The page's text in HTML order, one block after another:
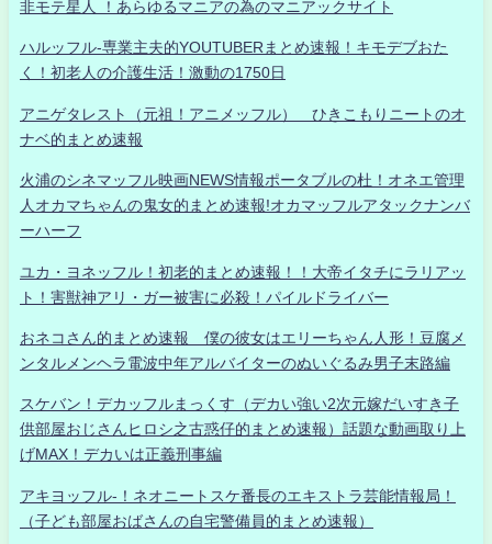
非モテ星人 ！あらゆるマニアの為のマニアックサイト
ハルッフル-専業主夫的YOUTUBERまとめ速報！キモデブおた
く！初老人の介護生活！激動の1750日
アニゲタレスト（元祖！アニメッフル） ひきこもりニートのオ
ナベ的まとめ速報
火浦のシネマッフル映画NEWS情報ポータブルの杜！オネエ管理
人オカマちゃんの鬼女的まとめ速報!オカマッフルアタックナンバ
ーハーフ
ユカ・ヨネッフル！初老的まとめ速報！！大帝イタチにラリアッ
ト！害獣神アリ・ガー被害に必殺！パイルドライバー
おネコさん的まとめ速報 僕の彼女はエリーちゃん人形！豆腐メ
ンタルメンヘラ電波中年アルバイターのぬいぐるみ男子末路編
スケバン！デカッフルまっくす（デカい強い2次元嫁だいすき子
供部屋おじさんヒロシ之古惑仔的まとめ速報）話題な動画取り上
げMAX！デカいは正義刑事編
アキヨッフル-！ネオニートスケ番長のエキストラ芸能情報局！
（子ども部屋おばさんの自宅警備員的まとめ速報）